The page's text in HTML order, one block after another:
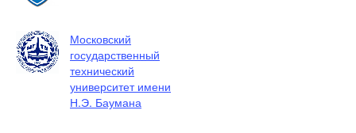
Московский
государственный
технический
университет имени
Н.Э. Баумана